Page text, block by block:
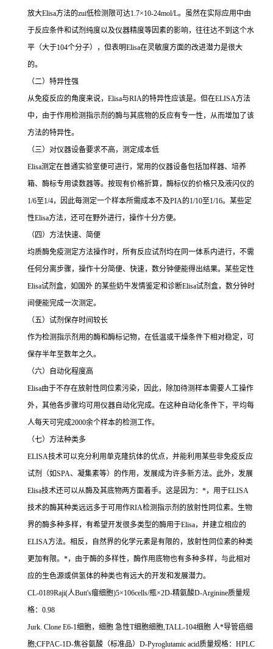
放大Elisa方法的zui低检测限可达1.7×10-24mol/L。虽然在实际应用中由
于反应条件和试剂纯度以及仪器精度等因素的影响，往往达不到这个水
平（大于104个分子），但表明Elisa在灵敏度方面的改进潜力是很大
的。
（二）特异性强
从免疫反应的角度来说， Elisa与RIA的特异性应该是。但在ELISA方法
中，由于作用检测指示剂的酶与其底物的反应有专一性，从而增加了该
方法的特异性。
（三）对仪器设备要求不高，测定成本低
Elisa测定在普通实验室便可进行，常用的仪器设备包括加样器、培养
箱、酶标专用读数器等。按现有价格折算，酶标仪的价格只及液闪仪的
1/6至1/4，因此每测定一个样本所需成本不及PIA的1/10至1/16。某些定
性Elisa方法，还可在野外进行，操作十分方便。
（四）方法快速、简便
均质酶免疫测定方法操作时，所有反应试剂均在同一体系内进行，不需
任何分离步骤，操作十分简便、快速，数分钟便能得出结果。某些定性
Elisa试剂盒，如国外 的某些奶牛发情鉴定和诊断Elisa试剂盒，数分钟时
间便能完成一次测定。
（五）试剂保存时间较长
作为检测指示剂用的酶和酶标记物，在低温或干燥条件下相对稳定，可
保存半年至数年之久。
（六）自动化程度高
Elisa由于不存在放射性同位素污染，因此，除加待测样本需要人工操作
外，其他各步骤均可用仪器自动化完成。在这种自动化条件下，平均每
人每天可完成2000余个样本的检测工作。
（七）方法种类多
ELISA技术可以充分利用单克隆抗体的优点，并能利用某些非免疫反应
试剂（如SPA、凝集素等）的作用，发展成为许多新方法。此外，发展
Elisa技术还可以从酶及其底物两方面着手。这是因为： *，用于ELISA
技术的酶其种类远远多于可用作RIA检测指示剂的放射性同位素。生物
界的酶多种多样，有希望开发很多类型的酶用于Elisa，并建立相应的
ELISA方法。相反，自然界的化学元素是有限的，放射性同位素的种类
更加有限。 *，由于酶的多样性，酶作用底物也有多种多样，与此相对
应的生色源或供氢体的种类也有远大的开发和发展潜力。
CL-0189Raji(人Butt's瘤细胞)5×106cells/瓶×2D-精氨酸D-Arginine质量规
格： 0.98
Jurk. Clone E6-1细胞，细胞 急性T细胞细胞,TALL-104细胞 人*导管癌细
胞;CFPAC-1D-焦谷氨酸（标准品） D-Pyroglutamic acid质量规格： HPLC